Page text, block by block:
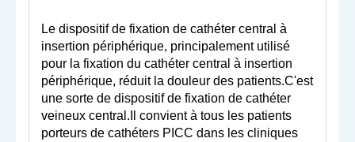
Le dispositif de fixation de cathéter central à
insertion périphérique, principalement utilisé
pour la fixation du cathéter central à insertion
périphérique, réduit la douleur des patients.C'est
une sorte de dispositif de fixation de cathéter
veineux central.Il convient à tous les patients
porteurs de cathéters PICC dans les cliniques